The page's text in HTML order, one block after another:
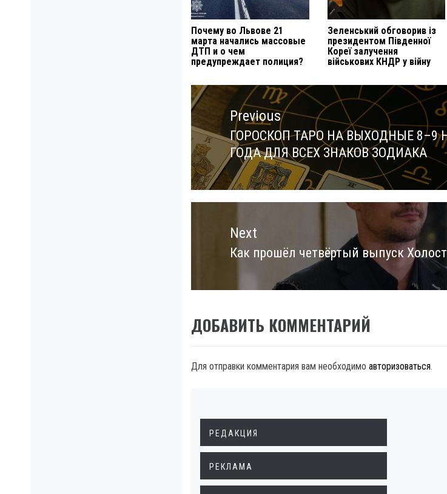
Почему во Львове 21
марта начались массовые
ДТП и о чем
предупреждает полиция?
Зеленський обговорив із
президентом Південної
Кореї залучення
військових КНДР у війну
Навигация
по
записямPrevious
Previous
post:
ГОРOСКОП ТАРО НА ВЫХОДНЫЕ 8–9
ГОДА ДЛЯ ВСЕХ ЗНАКОВ ЗОДИАКА
Next
Next
Как прошёл четвёртый выпуск
ДОБАВИТЬ КОММЕНТАРИЙ
Для отправки комментария вам необходимо авторизоваться.
РЕДАКЦИЯ
РЕКЛАМА